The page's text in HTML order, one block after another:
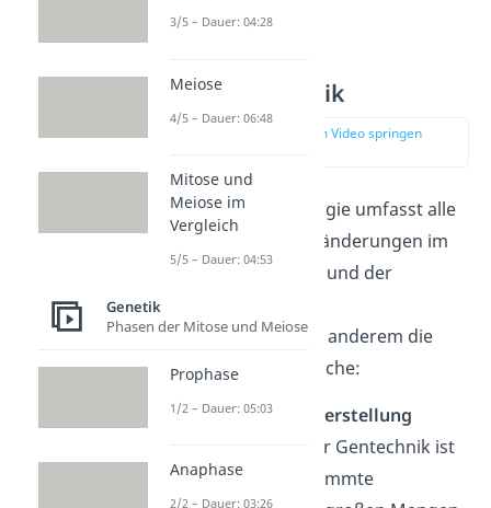
Rote Gentechnik
zur Stelle im Video springen
Die rote Biotechnologie umfasst alle
gentechnischen Veränderungen im
Bereich derMedizin
und der
Pharmazie.
Dazu gehören unter anderem die
folgenden
Bereiche:
Medikamentenherstellung
Mithilfe von roter Gentechnik ist
es möglich, bestimmte
3/5 – Dauer: 04:28
Meiose
4/5 – Dauer: 06:48
Mitose und
Meiose im
Vergleich
5/5 – Dauer: 04:53
Genetik
Phasen der Mitose und Meiose
Prophase
1/2 – Dauer: 05:03
Anaphase
2/2 – Dauer: 03:26